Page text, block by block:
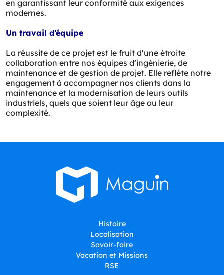
en garantissant leur conformité aux exigences
modernes.
Un travail d’équipe
La réussite de ce projet est le fruit d’une étroite
collaboration entre nos équipes d’ingénierie, de
maintenance et de gestion de projet. Elle reflète notre
engagement à accompagner nos clients dans la
maintenance et la modernisation de leurs outils
industriels, quels que soient leur âge ou leur
complexité.
Histoire
Localisation
Savoir-faire
Vocation et Missions
RSE